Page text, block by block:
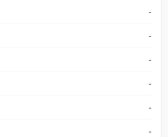
-
-
-
-
-
-